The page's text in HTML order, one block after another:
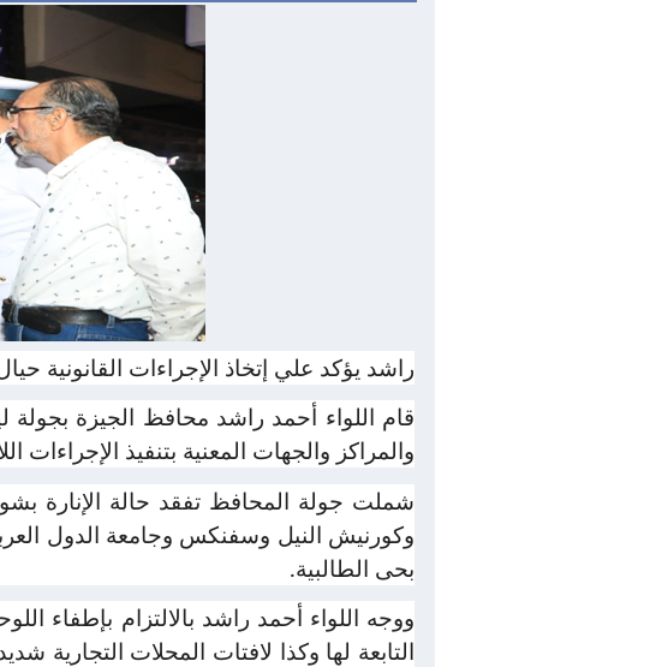
راشد يؤكد علي إتخاذ الإجراءات القانونية
قام اللواء أحمد راشد محافظ الجيزة بجولة
والمراكز والجهات المعنية بتنفيذ الإجراءات
شملت جولة المحافظ تفقد حالة الإنارة
وكورنيش النيل وسفنكس وجامعة الدول
بحى الطالبية.
ووجه اللواء أحمد راشد بالالتزام بإطفاء
التابعة لها وكذا لافتات المحلات التجارية